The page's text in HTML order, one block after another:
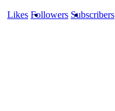
Likes Followers Subscribers